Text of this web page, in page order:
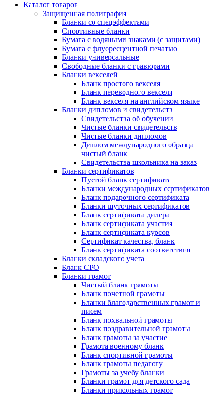
Каталог товаров
Защищенная полиграфия
Бланки со спецэффектами
Спортивные бланки
Бумага с водяными знаками (с защитами)
Бумага с флуоресцентной печатью
Бланки универсальные
Свободные бланки с гравюрами
Бланки векселей
Бланк простого векселя
Бланк переводного векселя
Бланк векселя на английском языке
Бланки дипломов и свидетельств
Свидетельства об обучении
Чистые бланки свидетельств
Чистые бланки дипломов
Диплом международного образца
чистый бланк
Свидетельства школьника на заказ
Бланки сертификатов
Пустой бланк сертификата
Бланки международных сертификатов
Бланк подарочного сертификата
Бланки шуточных сертификатов
Бланк сертификата дилера
Бланк сертификата участия
Бланк сертификата курсов
Сертификат качества, бланк
Бланк сертификата соответствия
Бланки складского учета
Бланк СРО
Бланки грамот
Чистый бланк грамоты
Бланк почетной грамоты
Бланки благодарственных грамот и
писем
Бланк похвальной грамоты
Бланк поздравительной грамоты
Бланк грамоты за участие
Грамота военному бланк
Бланк спортивной грамоты
Бланк грамоты педагогу
Грамоты за учебу бланки
Бланки грамот для детского сада
Бланки прикольных грамот